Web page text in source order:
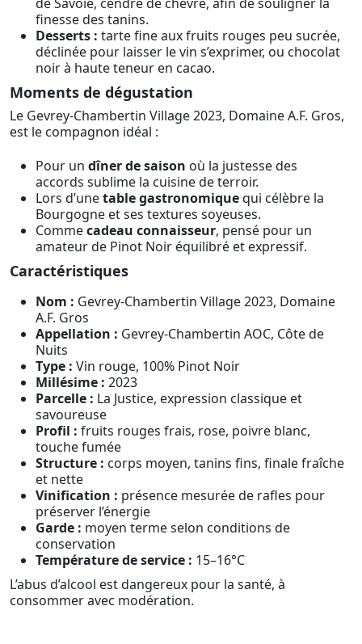
finesse des tanins.
Desserts : tarte fine aux fruits rouges peu sucrée,
déclinée pour laisser le vin s’exprimer, ou chocolat
noir à haute teneur en cacao.
Moments de dégustation
Le Gevrey-Chambertin Village 2023, Domaine A.F. Gros,
est le compagnon idéal :
Pour un dîner de saison où la justesse des
accords sublime la cuisine de terroir.
Lors d’unetable gastronomiquequi célèbre la
Bourgogne et ses textures soyeuses.
Commecadeau connaisseur, pensé pour un
amateur de Pinot Noir équilibré et expressif.
Caractéristiques
Nom : Gevrey-Chambertin Village 2023, Domaine
A.F. Gros
Appellation : Gevrey-Chambertin AOC, Côte de
Nuits
Type : Vin rouge, 100% Pinot Noir
Millésime : 2023
Parcelle : La Justice, expression classique et
savoureuse
Profil : fruits rouges frais, rose, poivre blanc,
touche fumée
Structure : corps moyen, tanins fins, finale fraîche
et nette
Vinification : présence mesurée de rafles pour
préserver l’énergie
Garde : moyen terme selon conditions de
conservation
Température de service : 15–16°C
L’abus d’alcool est dangereux pour la santé, à
consommer avec modération.